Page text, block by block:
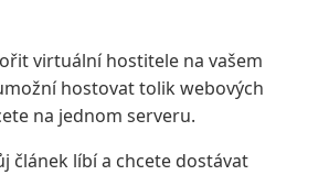
virtuální hostitele na vašem
hostovat tolik webových
na jednom serveru.
článek líbí a chcete dostávat